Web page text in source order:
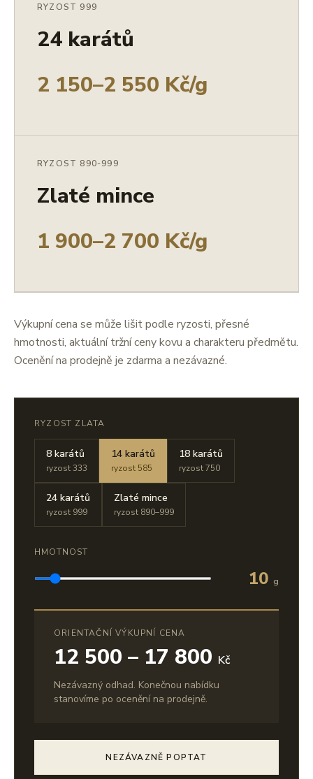
RYZOST 999
24 karátů
2 150–2 550 Kč/g
RYZOST 890-999
Zlaté mince
1 900–2 700 Kč/g
Výkupní cena se může lišit podle ryzosti, přesné
hmotnosti, aktuální tržní ceny kovu a charakteru předmětu.
Ocenění na prodejně je zdarma a nezávazné.
RYZOST ZLATA
8 karátů
ryzost 333
14 karátů
ryzost 585
18 karátů
ryzost 750
24 karátů
ryzost 999
Zlaté mince
ryzost 890–999
HMOTNOST
10 g
ORIENTAČNÍ VÝKUPNÍ CENA
12 500 – 17 800 Kč
Nezávazný odhad. Konečnou nabídku
stanovíme po ocenění na prodejně.
NEZÁVAZNĚ POPTAT